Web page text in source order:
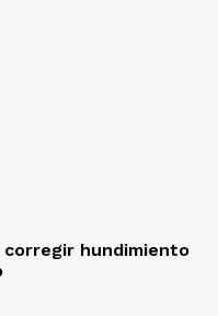
corregir hundimiento